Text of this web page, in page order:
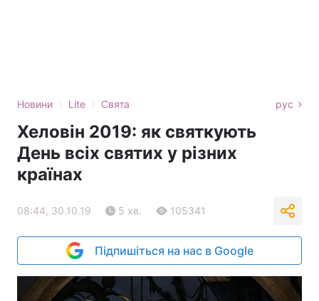
Новини › Lite › Свята рус
Хеловін 2019: як святкують
День всіх святих у різних
країнах
08:44, 30.10.19 5 хв. 105341
Підпишіться на нас в Google